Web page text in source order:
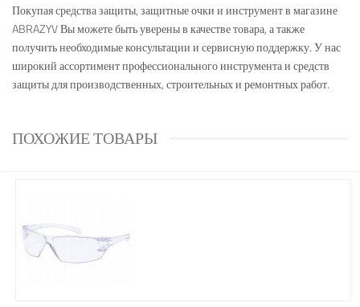
Покупая средства защиты, защитные очки и инструмент в магазине
ABRAZYV Вы можете быть уверены в качестве товара, а также
получить необходимые консультации и сервисную поддержку. У нас
широкий ассортимент профессионального инструмента и средств
защиты для производственных, строительных и ремонтных работ.
ПОХОЖИЕ ТОВАРЫ